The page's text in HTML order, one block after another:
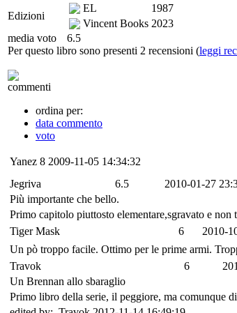
Edizioni
EL
1987
Vincent Books 2023
media voto
6.5
Per questo libro sono presenti 2 recensioni (leggi
commenti
ordina per:
data commento
voto
Yanez 8 2009-11-05 14:34:32
Jegriva
6.5
2010-01-27
Più importante che bello.
Primo capitolo piuttosto elementare,sgravato e
Tiger Mask
6
2010-
Un pò troppo facile. Ottimo per le prime armi.
Travok
6
Un Brennan allo sbaraglio
Primo libro della serie, il peggiore, ma comunque